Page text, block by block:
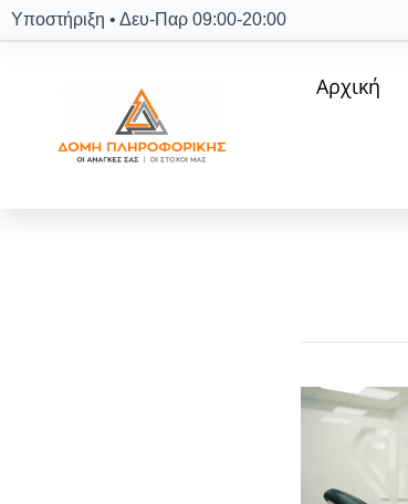
Υποστήριξη • Δευ-Παρ 09:00-20:00
Αρχική